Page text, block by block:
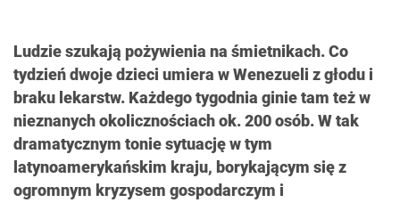
Ludzie szukają pożywienia na śmietnikach. Co
tydzień dwoje dzieci umiera w Wenezueli z głodu i
braku lekarstw. Każdego tygodnia ginie tam też w
nieznanych okolicznościach ok. 200 osób. W tak
dramatycznym tonie sytuację w tym
latynoamerykańskim kraju, borykającym się z
ogromnym kryzysem gospodarczym i